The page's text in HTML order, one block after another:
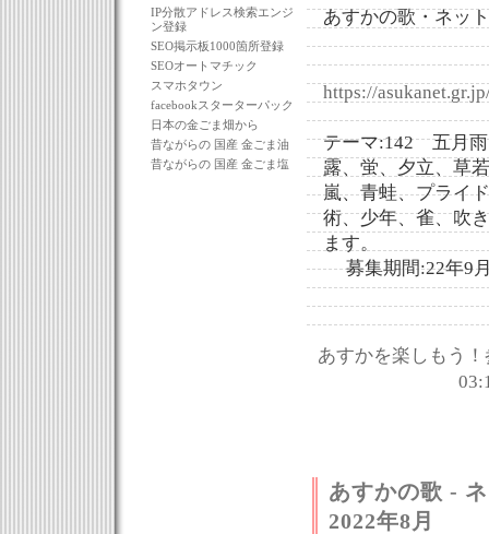
あすかの歌・ネッ
https://
テーマ:142 五月雨
露、蛍、夕立、草
嵐、青蛙、プライ
術、少年、雀、吹
ます。
募集期間:22年9
あすかを楽しもう
あすかの歌 -
2022年8月
IP分散アドレス検索エンジ
ン登録
SEO掲示板1000箇所登録
SEOオートマチック
スマホタウン
facebookスターターパック
日本の金ごま畑から
昔ながらの 国産 金ごま油
昔ながらの 国産 金ごま塩